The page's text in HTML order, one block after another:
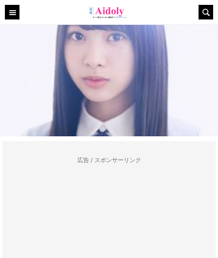
広告 / スポンサーリンク